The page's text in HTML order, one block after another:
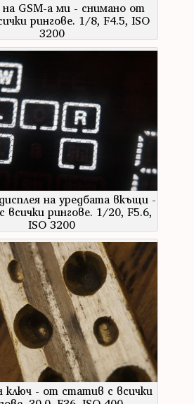
GSM-а ми - снимано от
рингове. 1/8, F4.5, ISO
3200
на уредбата вкъщи -
всички рингове. 1/20, F5.6,
ISO 3200
ключ - от статив с всички